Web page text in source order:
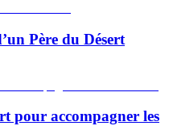
Père du Désert
pour accompagner les